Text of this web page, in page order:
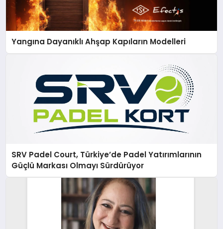
Yangına Dayanıklı Ahşap Kapıların Modelleri
SRV Padel Court, Türkiye’de Padel Yatırımlarının
Güçlü Markası Olmayı Sürdürüyor